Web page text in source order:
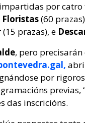
por
Floristas(60
(15 prazas), e
, pero precisarán
por
previas,
das inscricións.